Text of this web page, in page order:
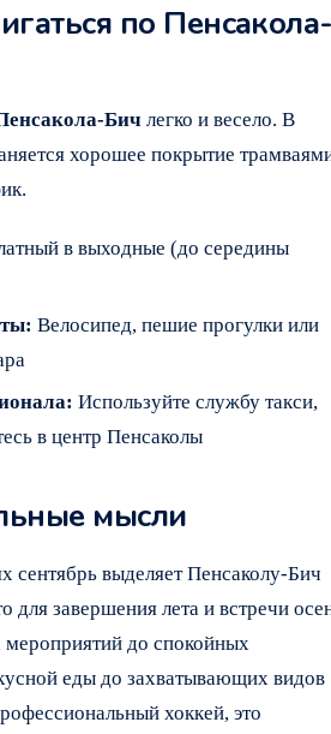
по
Бич легко и весело. В
хорошее покрытие
в выходные (до середины
Велосипед, пешие прогулки или
Используйте службу такси,
в центр Пенсаколы
мысли
сентябрь выделяет Пенсаколу-Бич
для завершения лета и встречи
до спокойных
еды до захватывающих видов
хоккей, это